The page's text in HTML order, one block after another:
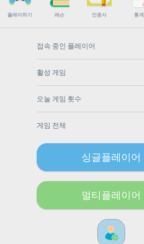
플레이하기 레슨 인증서 통계
접속 중인 플레이어
활성 게임
오늘 게임 횟수
게임 전체
싱글플레이어
멀티플레이어